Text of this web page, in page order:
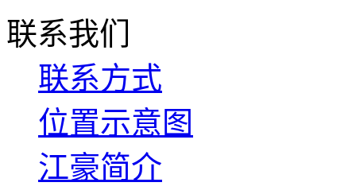
联系我们
联系方式
位置示意图
江豪简介